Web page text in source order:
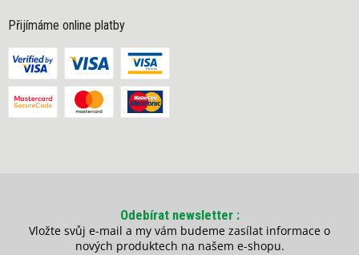
Přijímáme online platby
Odebírat newsletter
Vložte svůj e-mail a my vám budeme zasílat informace o
nových produktech na našem e-shopu.